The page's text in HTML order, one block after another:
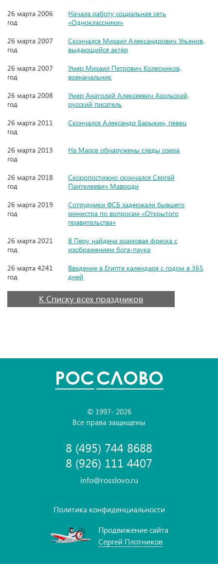
26 марта 2006
год
Начала работу социальная сеть
«Одноклассники»
26 марта 2007
год
Скончался Михаил Александрович Ульянов,
выдающийся актёр
26 марта 2007
год
Умер Михаил Петрович Колесников,
военачальник
26 марта 2008
год
Умер Анатолий Алексеевич Азольский,
русский писатель
26 марта 2011
год
Скончался Александр Барыкин, певец
26 марта 2013
год
На Марсе обнаружены следы озера
26 марта 2018
год
Скоропостижно скончался Сергей
Пантелеевич Мавроди
26 марта 2019
год
Сотрудники ФСБ задержали бывшего
министра по вопросам «Открытого
правительства»
26 марта 2021
год
В Перу найдена храмовая фреска с
изображением бога-паука
26 марта 4241
год
Введение в Египте календаря с годом в 365
дней
К Списку всех праздников
POCСЛОВО
© 1997- 2026
Все права защищены
8 (495) 744 8688
8 (926) 111 4407
info@rosslovo.ru
Политика конфиденциальности
Продвижение сайта
Сергей Плотников